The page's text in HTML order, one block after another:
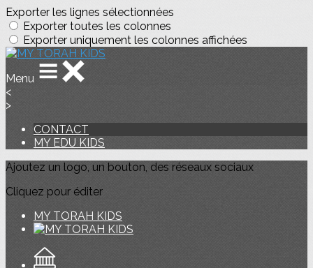
Exporter les lignes sélectionnées
Exporter toutes les colonnes
Exporter uniquement les colonnes affichées
Menu
<
>
CONTACT
MY EDU KIDS
Ajoutez un logo, un bouton, des réseaux sociaux
Cliquez pour éditer
MY TORAH KIDS